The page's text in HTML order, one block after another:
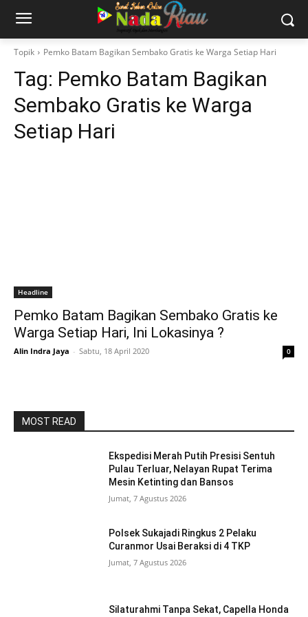
Topik Pemko Batam Bagikan Sembako Gratis ke Warga Setiap Hari
Tag: Pemko Batam Bagikan
Sembako Gratis ke Warga
Setiap Hari
Headline
Pemko Batam Bagikan Sembako Gratis ke
Warga Setiap Hari, Ini Lokasinya ?
Alin Indra Jaya - Sabtu, 18 April 2020 0
MOST READ
Ekspedisi Merah Putih Presisi Sentuh
Pulau Terluar, Nelayan Rupat Terima
Mesin Ketinting dan Bansos
Jumat, 7 Agustus 2026
Polsek Sukajadi Ringkus 2 Pelaku
Curanmor Usai Beraksi di 4 TKP
Jumat, 7 Agustus 2026
Silaturahmi Tanpa Sekat, Capella Honda